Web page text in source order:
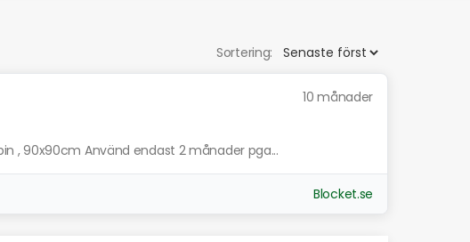
Sortering:
10 månader
, 90x90cm Använd endast 2 månader pga...
Blocket.se